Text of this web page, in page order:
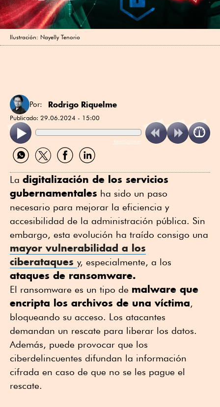
Ilustración: Nayelly Tenorio
Por: Rodrigo Riquelme
Publicado: 29.06.2024 - 15:00
ReadSpeaker
Compartir
por
Compartir
por
Compartir
por
Compartir
por
La digitalización de los servicios
gubernamentales ha sido un paso
necesario para mejorar la eficiencia y
accesibilidad de la administración pública. Sin
embargo, esta evolución ha traído consigo una
mayor vulnerabilidad a los
ciberataques y, especialmente, a los
ataques de ransomware.
El ransomware es un tipo de malware que
encripta los archivos de una víctima,
bloqueando su acceso. Los atacantes
demandan un rescate para liberar los datos.
Además, puede provocar que los
ciberdelincuentes difundan la información
cifrada en caso de que no se les pague el
rescate.